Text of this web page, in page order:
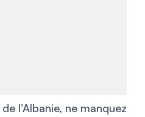
l’Albanie, ne manquez